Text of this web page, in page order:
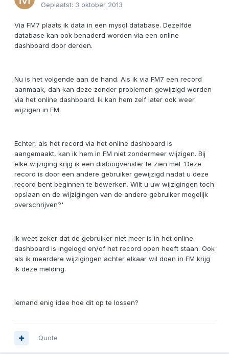
Geplaatst: 3 oktober 2013
Via FM7 plaats ik data in een mysql database. Dezelfde
database kan ook benaderd worden via een online
dashboard door derden.
Nu is het volgende aan de hand. Als ik via FM7 een record
aanmaak, dan kan deze zonder problemen gewijzigd worden
via het online dashboard. Ik kan hem zelf later ook weer
wijzigen in FM.
Echter, als het record via het online dashboard is
aangemaakt, kan ik hem in FM niet zondermeer wijzigen. Bij
elke wijziging krijg ik een dialoogvenster te zien met 'Deze
record is door een andere gebruiker gewijzigd nadat u deze
record bent beginnen te bewerken. Wilt u uw wijzigingen toch
opslaan en de wijzigingen van de andere gebruiker mogelijk
overschrijven?'
Ik weet zeker dat de gebruiker niet meer is in het online
dashboard is ingelogd en/of het record open heeft staan. Ook
als ik meerdere wijzigingen achter elkaar wil doen in FM krijg
ik deze melding.
Iemand enig idee hoe dit op te lossen?
Quote